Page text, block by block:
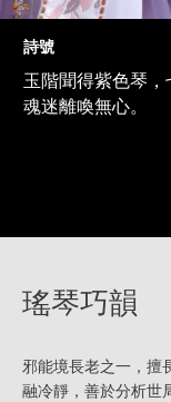
詩號
玉階聞得紫色琴
魂迷離喚無心。
瑤琴巧韻
邪能境長老之一，擅
融冷靜，善於分析世